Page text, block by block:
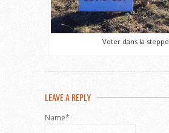
Voter dans la steppe
LEAVE A REPLY
Name*